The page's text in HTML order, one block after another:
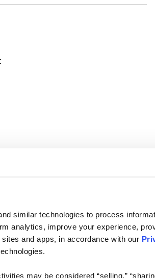
similar technologies to process
analytics, improve your experience,
and apps, in accordance with our
may be considered “selling,”